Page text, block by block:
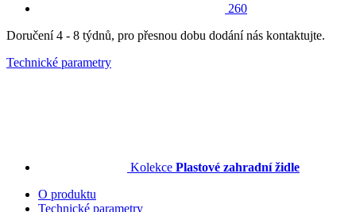
260
Doručení 4 - 8 týdnů, pro přesnou dobu dodání nás kontaktujte.
Technické parametry
Kolekce Plastové zahradní židle
O produktu
Technické parametry